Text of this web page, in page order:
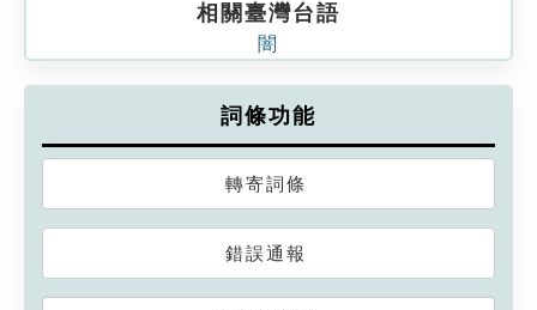
相關臺灣台語
闇
詞條功能
轉寄詞條
錯誤通報